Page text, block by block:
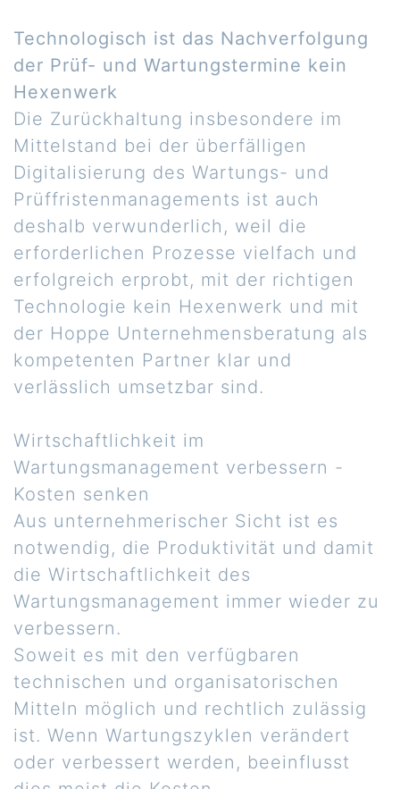
Technologisch ist das Nachverfolgung
der Prüf- und Wartungstermine kein
Hexenwerk
Die Zurückhaltung insbesondere im
Mittelstand bei der überfälligen
Digitalisierung des Wartungs- und
Prüffristenmanagements ist auch
deshalb verwunderlich, weil die
erforderlichen Prozesse vielfach und
erfolgreich erprobt, mit der richtigen
Technologie kein Hexenwerk und mit
der Hoppe Unternehmensberatung als
kompetenten Partner klar und
verlässlich umsetzbar sind.
Wirtschaftlichkeit im
Wartungsmanagement verbessern -
Kosten senken
Aus unternehmerischer Sicht ist es
notwendig, die Produktivität und damit
die Wirtschaftlichkeit des
Wartungsmanagement immer wieder zu
verbessern.
Soweit es mit den verfügbaren
technischen und organisatorischen
Mitteln möglich und rechtlich zulässig
ist. Wenn Wartungszyklen verändert
oder verbessert werden, beeinflusst